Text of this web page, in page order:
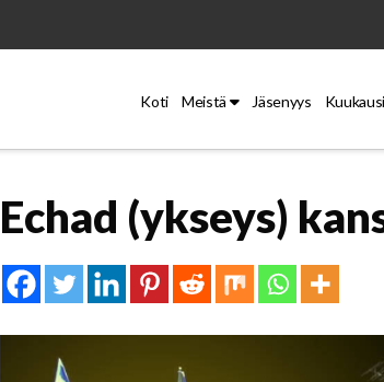
Koti Meistä Jäsenyys
Echad (ykseys)